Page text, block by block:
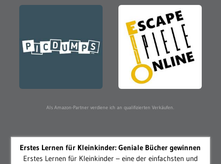
Als Amazon-Partner verdiene ich an qualifizierten Verkäufen.
Erstes Lernen für Kleinkinder: Geniale Bücher gewinnen
Erstes Lernen für Kleinkinder – eine der einfachsten und